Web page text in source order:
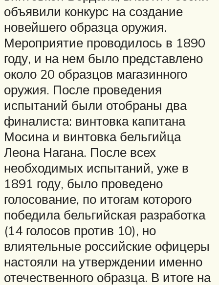
объявили конкурс на создание
новейшего образца оружия.
Мероприятие проводилось в 1890
году, и на нем было представлено
около 20 образцов магазинного
оружия. После проведения
испытаний были отобраны два
финалиста: винтовка капитана
Мосина и винтовка бельгийца
Леона Нагана. После всех
необходимых испытаний, уже в
1891 году, было проведено
голосование, по итогам которого
победила бельгийская разработка
(14 голосов против 10), но
влиятельные российские офицеры
настояли на утверждении именно
отечественного образца. В итоге на